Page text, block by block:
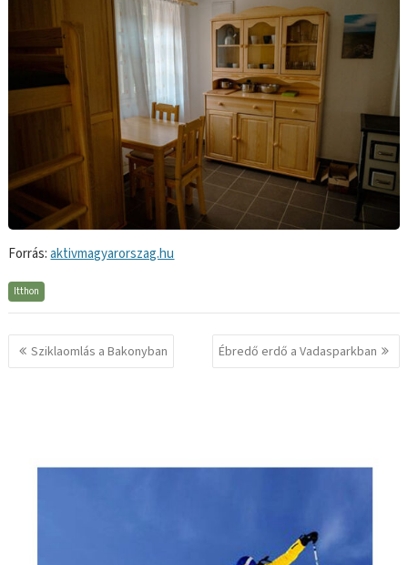
Forrás:aktivmagyarorszag.hu
Itthon
Bejegyzés
navigáció
Sziklaomlás a Bakonyban Ébredő erdő a Vadasparkban